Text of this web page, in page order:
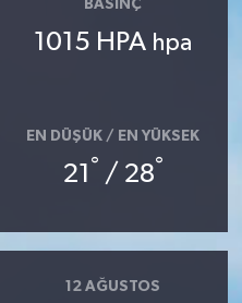
BASINÇ
1015 HPA hpa
EN DÜŞÜK / EN YÜKSEK
21 ° / 28°
12 AĞUSTOS